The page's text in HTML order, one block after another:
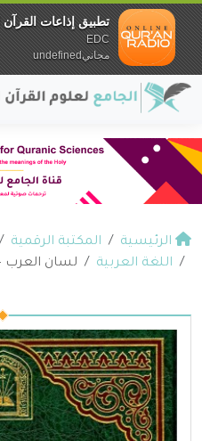
الرئيسية المكتبة الرقمية
اللغة العربية
لسان العرب
تطبيق إذاعات القرآن
EDC
مجانيundefined